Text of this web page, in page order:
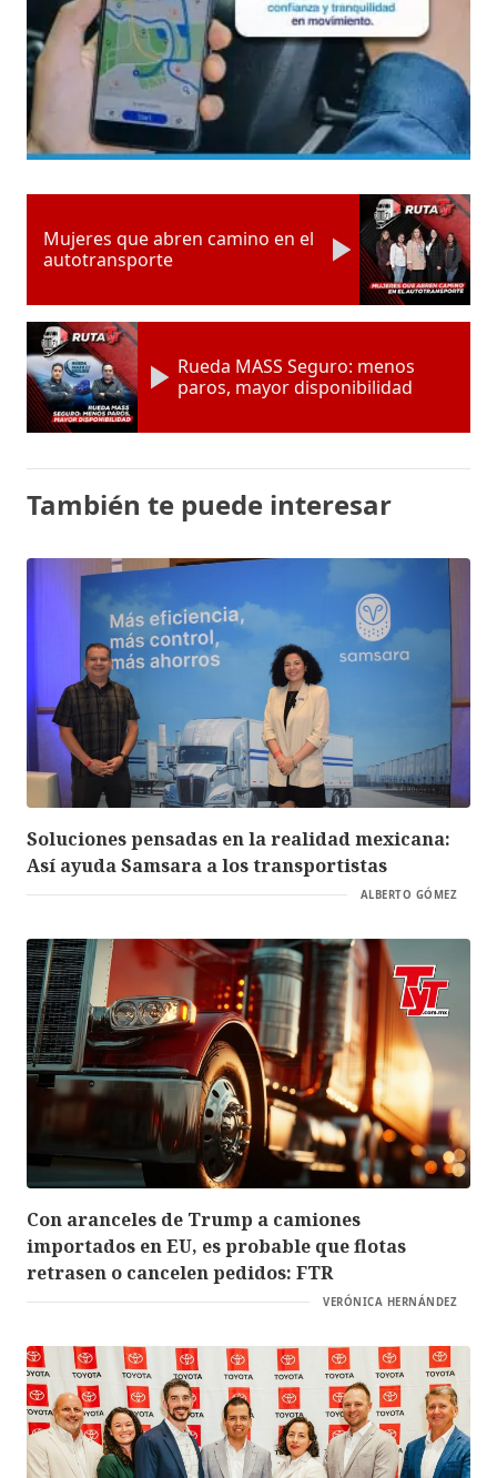
Mujeres que abren camino en el
autotransporte
Rueda MASS Seguro: menos
paros, mayor disponibilidad
También te puede interesar
Soluciones pensadas en la realidad mexicana:
Así ayuda Samsara a los transportistas
ALBERTO GÓMEZ
Con aranceles de Trump a camiones
importados en EU, es probable que flotas
retrasen o cancelen pedidos: FTR
VERÓNICA HERNÁNDEZ